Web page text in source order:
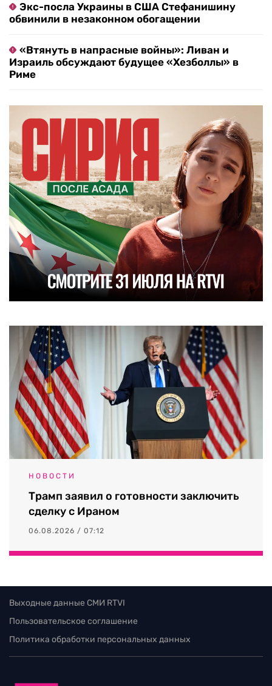
Экс-посла Украины в США Стефанишину
обвинили в незаконном обогащении
«Втянуть в напрасные войны»: Ливан и
Израиль обсуждают будущее «Хезболлы» в
Риме
НОВОСТИ
Трамп заявил о готовности заключить
сделку с Ираном
06.08.2026 / 07:12
Выходные данные СМИ RTVI
Пользовательское соглашение
Политика обработки персональных данных